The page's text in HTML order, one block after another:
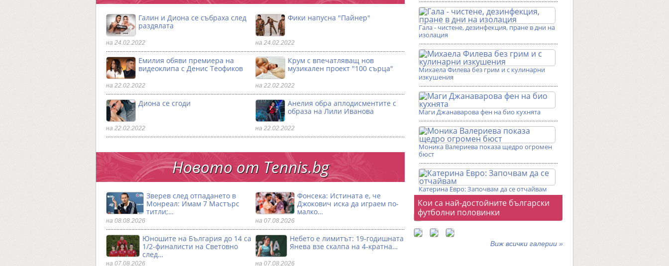
Галин и Диона се събраха след
раздялата
на 24.02.2022
Фики напусна "Пайнер"
на 24.02.2022
Емилия обяви премиера на
видеоклипа с Денис Теофиков
на 22.02.2022
Крум с впечатляващ нов
музикален проект "100 сърца"
на 22.02.2022
Диона се сгоди
на 22.02.2022
Анелия обра аплодисментите с
образа на Лили Иванова
на 22.02.2022
Новото от Тennis.bg
Зверев след отпадането в
Монреал: Имам 7 Мастърс
титли;…
на 08.08.2026
Фонсека: Истината е, че
Джокович иска да играем по-
малко…
на 07.08.2026
Юношите на България до 14 са
1/2-финалисти на Световно
след…
на 07.08.2026
Небето е лимитът: 19-годишната
Янева взe скалпа на 4-кратна…
на 07.08.2026
Гала - чистене, дезинфекция, пране в дни на
изолация
Михаела Филева без грим и с кулинарни
изкушения
Маги Джанаварова фен на био кухнята
Моника Валериева показа щедро огромен
бюст
Катерина Евро: Започвам да се отчайвам
Фотогалерии
Кои са най-достойните български
футболни половинки
Виж всички галерии »